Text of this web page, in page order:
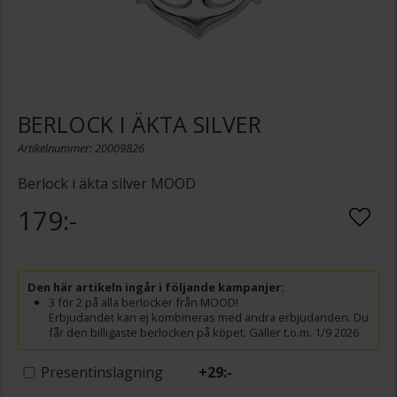
BERLOCK I ÄKTA SILVER
Artikelnummer: 20009826
Berlock i äkta silver MOOD
179:-
Den här artikeln ingår i följande kampanjer:
3 för 2 på alla berlocker från MOOD!
Erbjudandet kan ej kombineras med andra erbjudanden. Du
får den billigaste berlocken på köpet. Gäller t.o.m. 1/9 2026.
Presentinslagning +29:-